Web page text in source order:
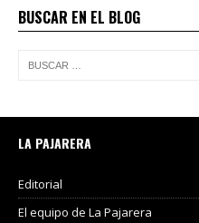
BUSCAR EN EL BLOG
LA PAJARERA
Editorial
El equipo de La Pajarera